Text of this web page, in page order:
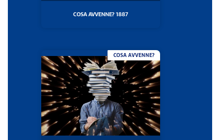
COSA AVVENNE? 1887
COSA AVVENNE?